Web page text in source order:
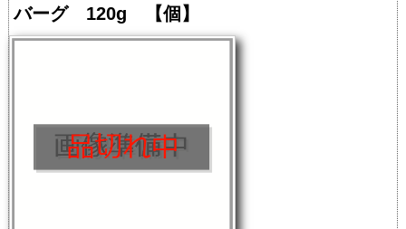
バーグ 120g 【個】